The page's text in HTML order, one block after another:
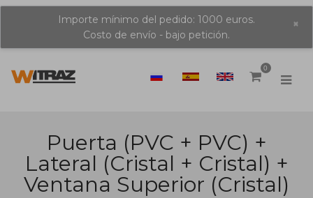
Importe mínimo del pedido: 1000 euros.
Costo de envío - bajo petición.
×
0
Puerta (PVC + PVC) +
Lateral (cristal + Cristal) +
Ventana Superior (cristal)